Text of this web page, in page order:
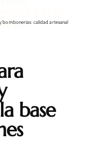
bombonerías: calidad artesanal
base